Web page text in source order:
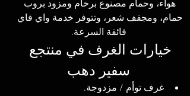
هواء، وحمام مصنوع برخام ومزود بروب
حمام، ومجفف شعر، وتتوفر خدمة واي فاي
فائقة السرعة.
خيارات الغرف في منتجع
سفير دهب
غرف توأم / مزدوجة.